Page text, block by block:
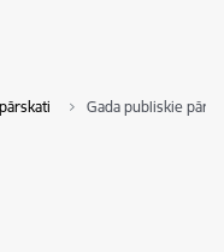
Gada publiskie